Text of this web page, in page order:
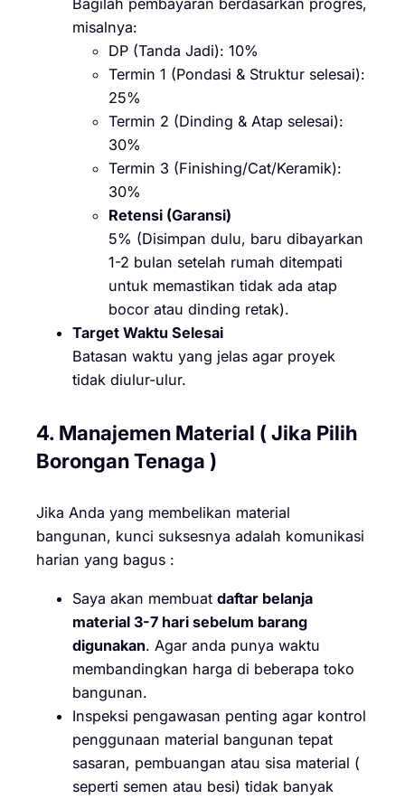
Bagilah pembayaran berdasarkan progres,
misalnya:
DP (Tanda Jadi): 10%
Termin 1 (Pondasi & Struktur selesai):
25%
Termin 2 (Dinding & Atap selesai):
30%
Termin 3 (Finishing/Cat/Keramik):
30%
Retensi (Garansi)
5% (Disimpan dulu, baru dibayarkan
1-2 bulan setelah rumah ditempati
untuk memastikan tidak ada atap
bocor atau dinding retak).
Target Waktu Selesai
Batasan waktu yang jelas agar proyek
tidak diulur-ulur.
4. Manajemen Material ( Jika Pilih
Borongan Tenaga )
Jika Anda yang membelikan material
bangunan, kunci suksesnya adalah komunikasi
harian yang bagus :
Saya akan membuat daftar belanja
material 3-7 hari sebelum barang
digunakan. Agar anda punya waktu
membandingkan harga di beberapa toko
bangunan.
Inspeksi pengawasan penting agar kontrol
penggunaan material bangunan tepat
sasaran, pembuangan atau sisa material (
seperti semen atau besi) tidak banyak